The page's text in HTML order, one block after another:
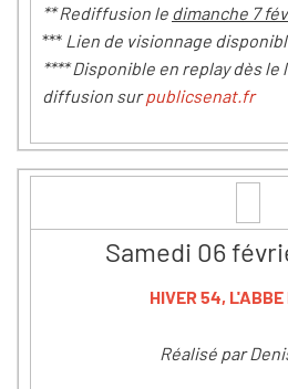
** Rediffusion le dimanche 7
*** Lien de visionnage
**** Disponible en replay dès le
diffusion surpublicsenat.fr
Samedi 06
HIVER 54, L'ABBE
Réalisé par